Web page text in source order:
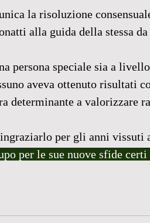
la risoluzione
alla guida della stessa
persona speciale sia a
aveva ottenuto risultati
determinante a valorizzare
per gli anni
per le sue nuove sfide certi